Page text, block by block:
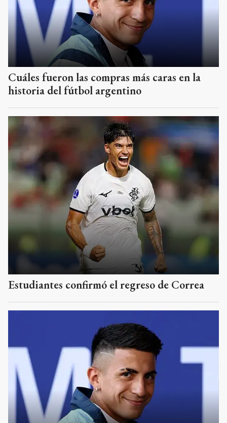
Cuáles fueron las compras más caras en la
historia del fútbol argentino
Estudiantes confirmó el regreso de Correa